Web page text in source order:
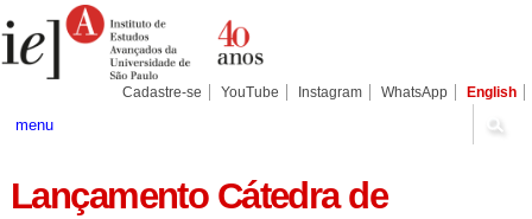
para
conteúdo.
Pessoais
Cadastre-se YouTube Instagram WhatsApp English
menu
Lançamento Cátedra de